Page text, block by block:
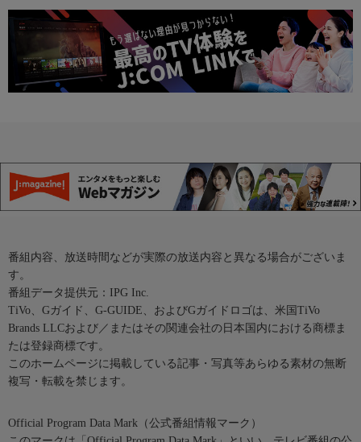
番組内容、放送時間などが実際の放送内容と異なる場合がございま
す。
番組データ提供元：IPG Inc.
TiVo、Gガイド、G-GUIDE、およびGガイドロゴは、米国TiVo
Brands LLCおよび／またはその関連会社の日本国内における商標ま
たは登録商標です。
このホームページに掲載している記事・写真等あらゆる素材の無断
複写・転載を禁じます。
Official Program Data Mark（公式番組情報マーク）